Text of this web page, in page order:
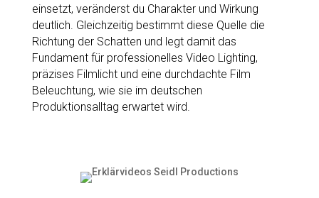
einsetzt, veränderst du Charakter und Wirkung
deutlich. Gleichzeitig bestimmt diese Quelle die
Richtung der Schatten und legt damit das
Fundament für professionelles Video Lighting,
präzises Filmlicht und eine durchdachte Film
Beleuchtung, wie sie im deutschen
Produktionsalltag erwartet wird.